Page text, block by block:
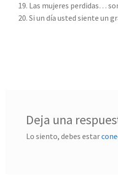
Las mujeres perdidas…
Si un día usted siente un
Deja una
Lo siento, debes estar